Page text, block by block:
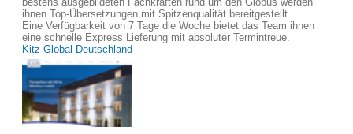
ihnen Top-Übersetzungen mit Spitzenqualität bereitgestellt.
Eine Verfügbarkeit von 7 Tage die Woche bietet das Team ihnen
eine schnelle Express Lieferung mit absoluter Termintreue.
Kitz Global Deutschland